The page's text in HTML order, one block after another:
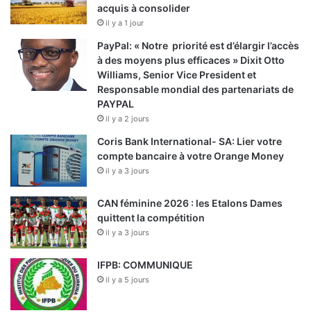
acquis à consolider
il y a 1 jour
PayPal: « Notre priorité est d’élargir l’accès
à des moyens plus efficaces » Dixit Otto
Williams, Senior Vice President et
Responsable mondial des partenariats de
PAYPAL
il y a 2 jours
Coris Bank International- SA: Lier votre
compte bancaire à votre Orange Money
il y a 3 jours
CAN féminine 2026 : les Etalons Dames
quittent la compétition
il y a 3 jours
IFPB: COMMUNIQUE
il y a 5 jours